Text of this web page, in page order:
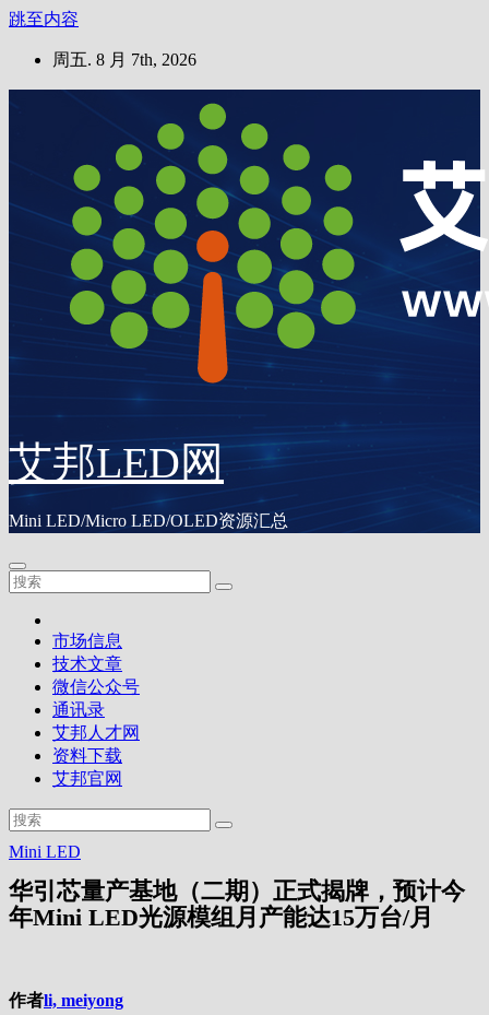
跳至内容
周五. 8 月 7th, 2026
艾邦LED网
Mini LED/Micro LED/OLED资源汇总
市场信息
技术文章
微信公众号
通讯录
艾邦人才网
资料下载
艾邦官网
Mini LED
华引芯量产基地（二期）正式揭牌，预计今
年Mini LED光源模组月产能达15万台/月
作者li, meiyong